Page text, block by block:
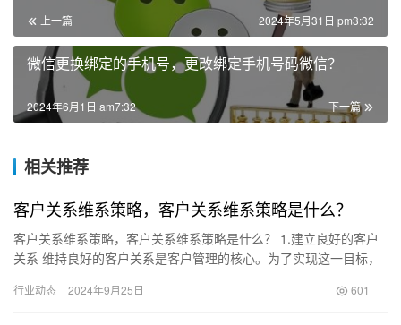
上一篇 2024年5月31日 pm3:32
微信更换绑定的手机号，更改绑定手机号码微信？
下一篇
2024年6月1日 am7:32
相关推荐
客户关系维系策略，客户关系维系策略是什么？
客户关系维系策略，客户关系维系策略是什么？ 1.建立良好的客户
关系 维持良好的客户关系是客户管理的核心。为了实现这一目标，
意…
行业动态 2024年9月25日 601